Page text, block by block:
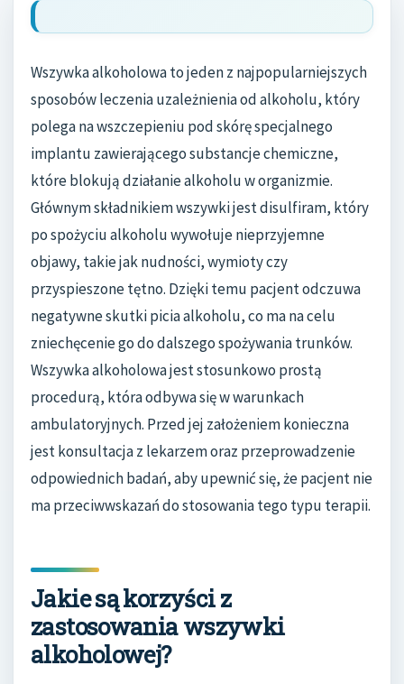
Wszywka alkoholowa to jeden z najpopularniejszych
sposobów leczenia uzależnienia od alkoholu, który
polega na wszczepieniu pod skórę specjalnego
implantu zawierającego substancje chemiczne,
które blokują działanie alkoholu w organizmie.
Głównym składnikiem wszywki jest disulfiram, który
po spożyciu alkoholu wywołuje nieprzyjemne
objawy, takie jak nudności, wymioty czy
przyspieszone tętno. Dzięki temu pacjent odczuwa
negatywne skutki picia alkoholu, co ma na celu
zniechęcenie go do dalszego spożywania trunków.
Wszywka alkoholowa jest stosunkowo prostą
procedurą, która odbywa się w warunkach
ambulatoryjnych. Przed jej założeniem konieczna
jest konsultacja z lekarzem oraz przeprowadzenie
odpowiednich badań, aby upewnić się, że pacjent nie
ma przeciwwskazań do stosowania tego typu terapii.
Jakie są korzyści z
zastosowania wszywki
alkoholowej?